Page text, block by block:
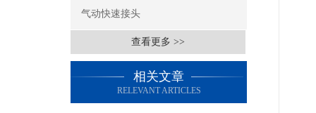
气动快速接头
查看更多 >>
相关文章
RELEVANT ARTICLES